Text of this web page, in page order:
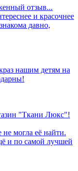
отзыв...
и красочнее
давно,
нашим детям на
"Ткани Люкс"!
могла её найти.
и по самой лучшей